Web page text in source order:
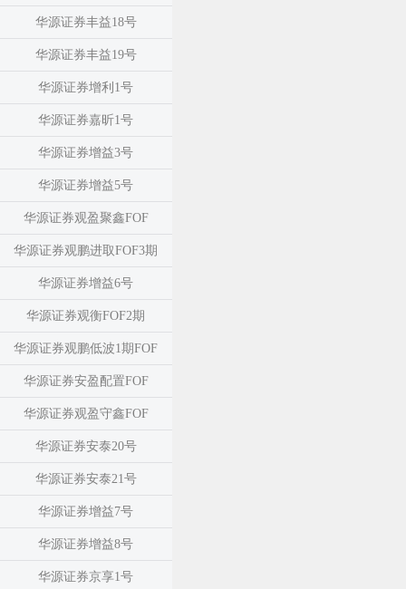
华源证券丰益18号
华源证券丰益19号
华源证券增利1号
华源证券嘉昕1号
华源证券增益3号
华源证券增益5号
华源证券观盈聚鑫FOF
华源证券观鹏进取FOF3期
华源证券增益6号
华源证券观衡FOF2期
华源证券观鹏低波1期FOF
华源证券安盈配置FOF
华源证券观盈守鑫FOF
华源证券安泰20号
华源证券安泰21号
华源证券增益7号
华源证券增益8号
华源证券京享1号